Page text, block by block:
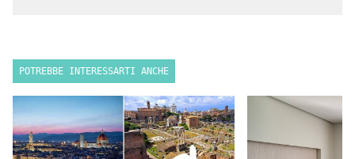
POTREBBE INTERESSARTI ANCHE